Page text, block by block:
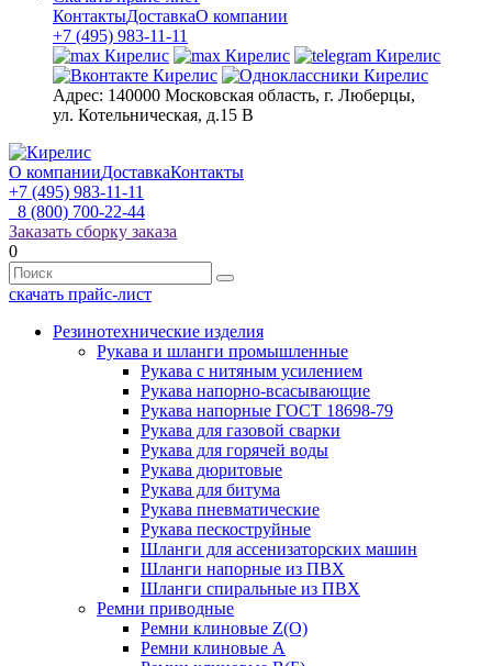
КонтактыДоставкаО компании
+7 (495) 983-11-11
Адрес: 140000 Московская область, г. Люберцы,
ул. Котельническая, д.15 В
О компанииДоставкаКонтакты
+7 (495) 983-11-11
8 (800) 700-22-44
Заказать сборку заказа
0
скачать прайс-лист
Резинотехнические изделия
Рукава и шланги промышленные
Рукава с нитяным усилением
Рукава напорно-всасывающие
Рукава напорные ГОСТ 18698-79
Рукава для газовой сварки
Рукава для горячей воды
Рукава дюритовые
Рукава для битума
Рукава пневматические
Рукава пескоструйные
Шланги для ассенизаторских машин
Шланги напорные из ПВХ
Шланги спиральные из ПВХ
Ремни приводные
Ремни клиновые Z(О)
Ремни клиновые А